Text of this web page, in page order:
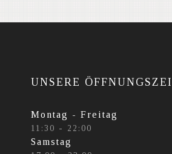
UNSERE
Montag - Freitag
11:30 - 22:00
Samstag